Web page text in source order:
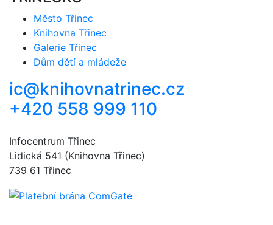
Město Třinec
Knihovna Třinec
Galerie Třinec
Dům dětí a mládeže
ic@knihovnatrinec.cz
+420 558 999 110
Infocentrum Třinec
Lidická 541 (Knihovna Třinec)
739 61 Třinec